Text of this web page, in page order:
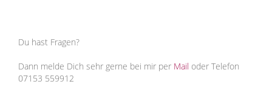
Du hast Fragen?
Dann melde Dich sehr gerne bei mir per Mail oder Telefon
07153 559912